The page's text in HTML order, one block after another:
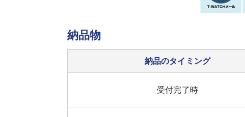
納品物
納品のタイミング
受付完了時